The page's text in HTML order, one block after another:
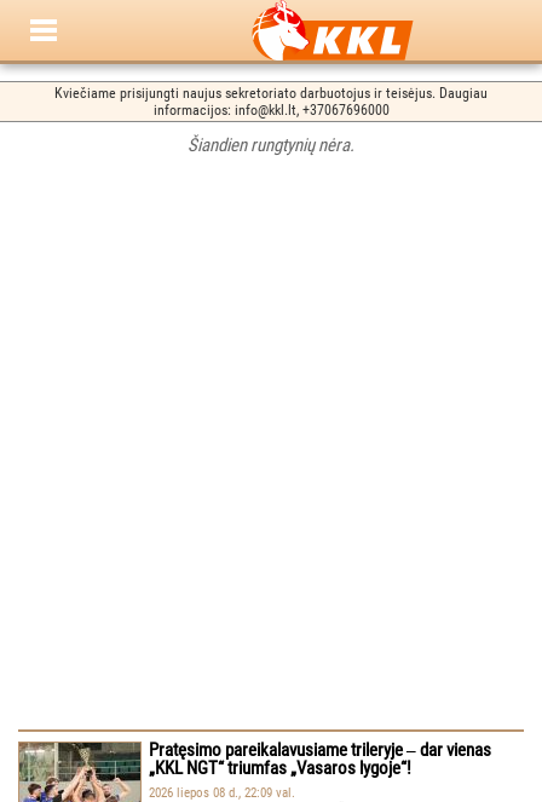
Kviečiame prisijungti naujus sekretoriato darbuotojus ir teisėjus. Daugiau
informacijos: info@kkl.lt, +37067696000
Šiandien rungtynių nėra.
Pratęsimo pareikalavusiame trileryje ‒ dar vienas
„KKL NGT“ triumfas „Vasaros lygoje“!
2026 liepos 08 d., 22:09 val.